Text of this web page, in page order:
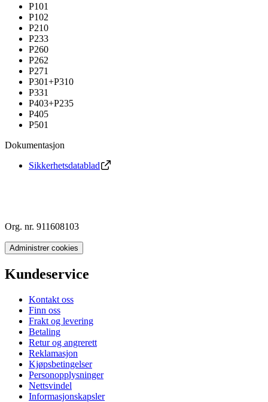
P101
P102
P210
P233
P260
P262
P271
P301+P310
P331
P403+P235
P405
P501
Dokumentasjon
Sikkerhetsdatablad
Org. nr. 911608103
Administrer cookies
Kundeservice
Kontakt oss
Finn oss
Frakt og levering
Betaling
Retur og angrerett
Reklamasjon
Kjøpsbetingelser
Personopplysninger
Nettsvindel
Informasjonskapsler